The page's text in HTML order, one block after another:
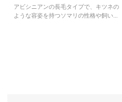
アビシニアンの長毛タイプで、キツネの
ような容姿を持つソマリの性格や飼い...